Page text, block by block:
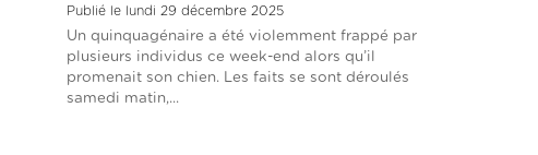
Publié le lundi 29 décembre 2025
Un quinquagénaire a été violemment frappé par
plusieurs individus ce week-end alors qu’il
promenait son chien. Les faits se sont déroulés
samedi matin,...